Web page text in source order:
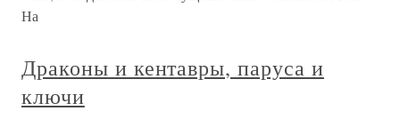
На
Драконы и кентавры, паруса и
ключи